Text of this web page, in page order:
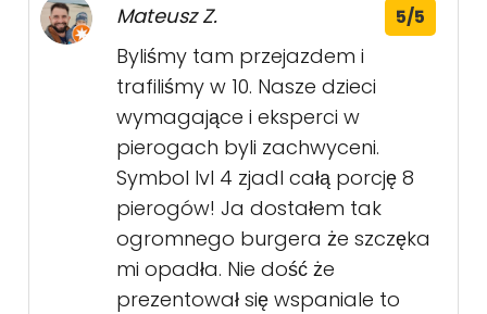
Mateusz Z. 5/5
Byliśmy tam przejazdem i
trafiliśmy w 10. Nasze dzieci
wymagające i eksperci w
pierogach byli zachwyceni.
Symbol lvl 4 zjadl całą porcję 8
pierogów! Ja dostałem tak
ogromnego burgera że szczęka
mi opadła. Nie dość że
prezentował się wspaniale to